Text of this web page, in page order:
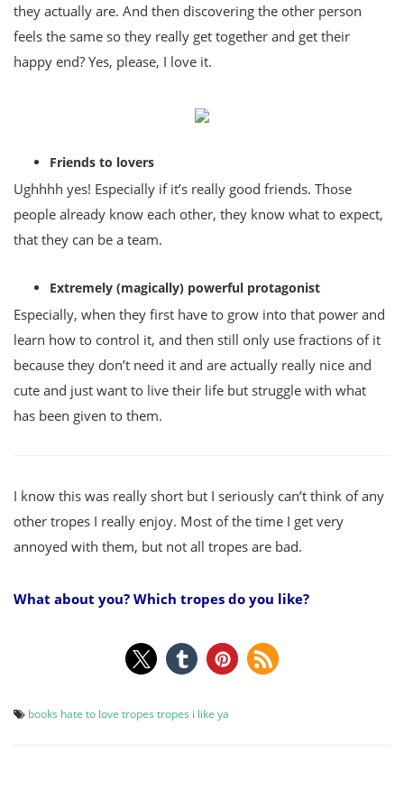
they actually are. And then discovering the other person
feels the same so they really get together and get their
happy end? Yes, please, I love it.
Friends to lovers
Ughhhh yes! Especially if it’s really good friends. Those
people already know each other, they know what to expect,
that they can be a team.
Extremely (magically) powerful protagonist
Especially, when they first have to grow into that power and
learn how to control it, and then still only use fractions of it
because they don’t need it and are actually really nice and
cute and just want to live their life but struggle with what
has been given to them.
I know this was really short but I seriously can’t think of any
other tropes I really enjoy. Most of the time I get very
annoyed with them, but not all tropes are bad.
What about you? Which tropes do you like?
books hate to love tropes tropes i like ya